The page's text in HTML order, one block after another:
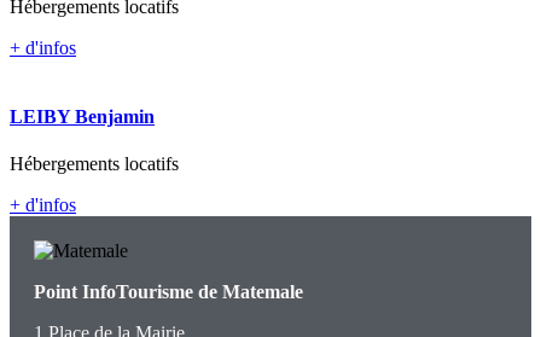
Hébergements locatifs
+ d'infos
LEIBY Benjamin
Hébergements locatifs
+ d'infos
Point InfoTourisme de Matemale